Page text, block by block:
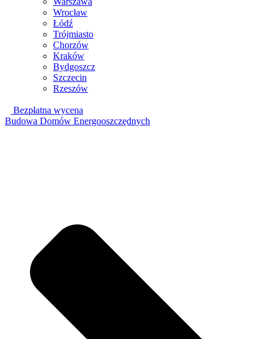
Wrocław
Łódź
Trójmiasto
Chorzów
Kraków
Bydgoszcz
Szczecin
Rzeszów
Bezpłatna wycena
Budowa Domów Energooszczędnych